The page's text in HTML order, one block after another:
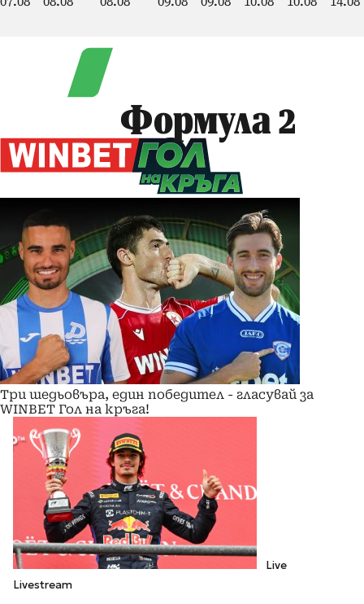
Формула 2
Три шедьовъра, един победител - гласувай за
WINBET Гол на кръга!
Live
Livestream